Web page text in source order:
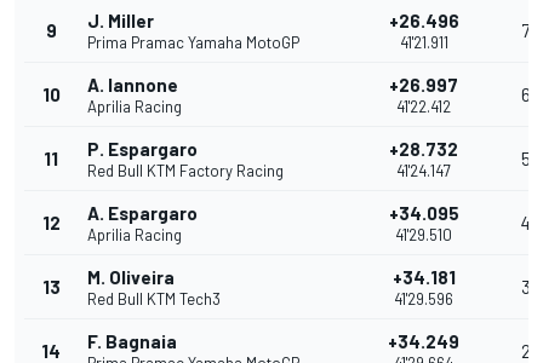
9 J. Miller
Prima Pramac Yamaha MotoGP
+26.496
41'21.911
7
10 A. Iannone
Aprilia Racing
+26.997
41'22.412
6
11 P. Espargaro
Red Bull KTM Factory Racing
+28.732
41'24.147
5
12 A. Espargaro
Aprilia Racing
+34.095
41'29.510
4
13 M. Oliveira
Red Bull KTM Tech3
+34.181
41'29.596
3
14 F. Bagnaia +34.249 2